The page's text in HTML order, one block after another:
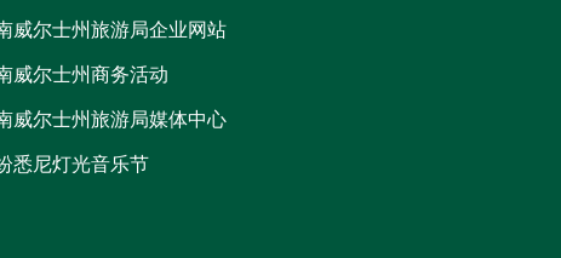
威尔士州旅游局企业网站
威尔士州商务活动
威尔士州旅游局媒体中心
悉尼灯光音乐节